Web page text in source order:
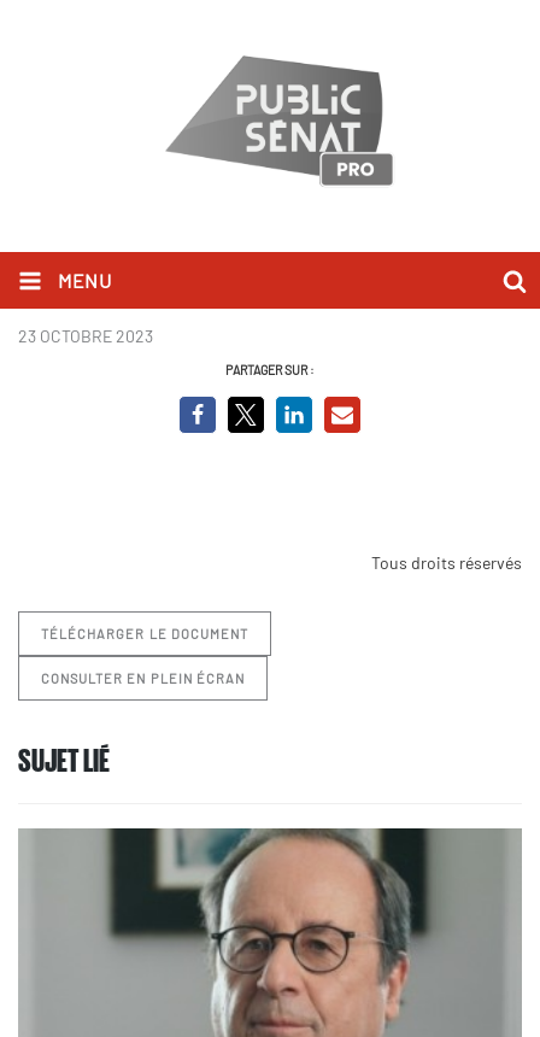
MENU
Du 11 au 17 novembre 2023.pdf
23 OCTOBRE 2023
PARTAGER SUR :
Tous droits réservés
TÉLÉCHARGER LE DOCUMENT
CONSULTER EN PLEIN ÉCRAN
SUJET LIÉ